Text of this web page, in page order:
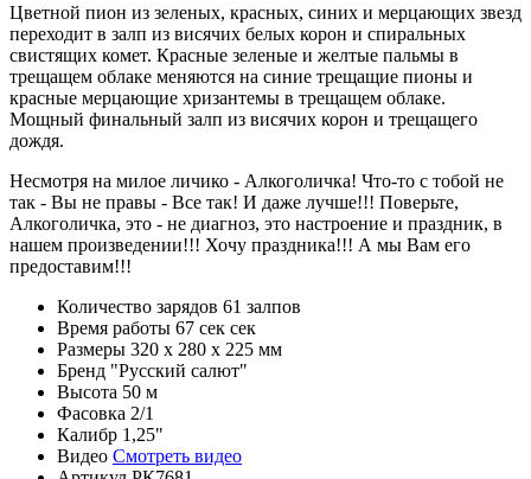
Цветной пион из зеленых, красных, синих и мерцающих звезд
переходит в залп из висячих белых корон и спиральных
свистящих комет. Красные зеленые и желтые пальмы в
трещащем облаке меняются на синие трещащие пионы и
красные мерцающие хризантемы в трещащем облаке.
Мощный финальный залп из висячих корон и трещащего
дождя.
Несмотря на милое личико - Алкоголичка! Что-то с тобой не
так - Вы не правы - Все так! И даже лучше!!! Поверьте,
Алкоголичка, это - не диагноз, это настроение и праздник, в
нашем произведении!!! Хочу праздника!!! А мы Вам его
предоставим!!!
Количество зарядов 61 залпов
Время работы 67 сек сек
Размеры 320 х 280 х 225 мм
Бренд "Русский салют"
Высота 50 м
Фасовка 2/1
Калибр 1,25"
Видео Смотреть видео